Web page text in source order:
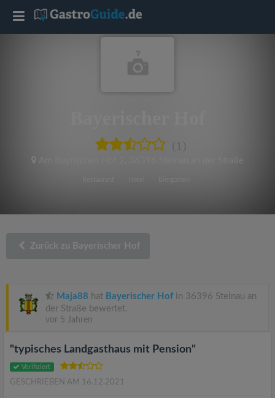
(1)
Zurück zu Bayerischer Hof
Maja88 hat Bayerischer Hof in 36396 Steinau an
der Straße bewertet.
vor 5 Jahren
"typisches Landgasthaus mit Pension"
Verifiziert
GESCHRIEBEN AM 16.12.2021
T
i
a